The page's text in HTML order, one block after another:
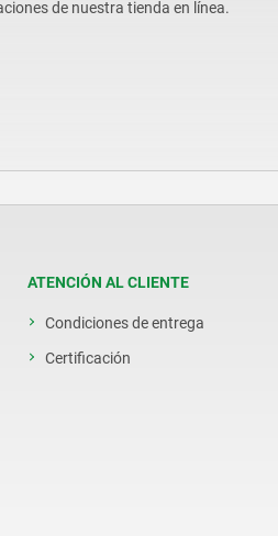
de nuestra tienda en línea.
ATENCIÓN AL CLIENTE
Condiciones de entrega
Certificación